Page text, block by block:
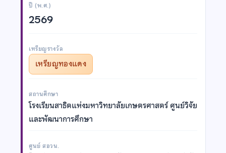
ปี (พ.ศ.)
2569
เหรียญรางวัล
เหรียญทองแดง
สถานศึกษา
โรงเรียนสาธิตแห่งมหาวิทยาลัยเกษตรศาสตร์ ศูนย์วิจัย
และพัฒนาการศึกษา
ศูนย์ สอวน.